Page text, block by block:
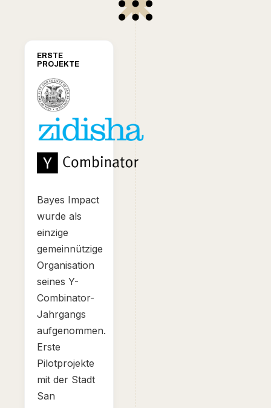
ERSTE
PROJEKTE
Bayes Impact
wurde als
einzige
gemeinnützige
Organisation
seines Y-
Combinator-
Jahrgangs
aufgenommen.
Erste
Pilotprojekte
mit der Stadt
San